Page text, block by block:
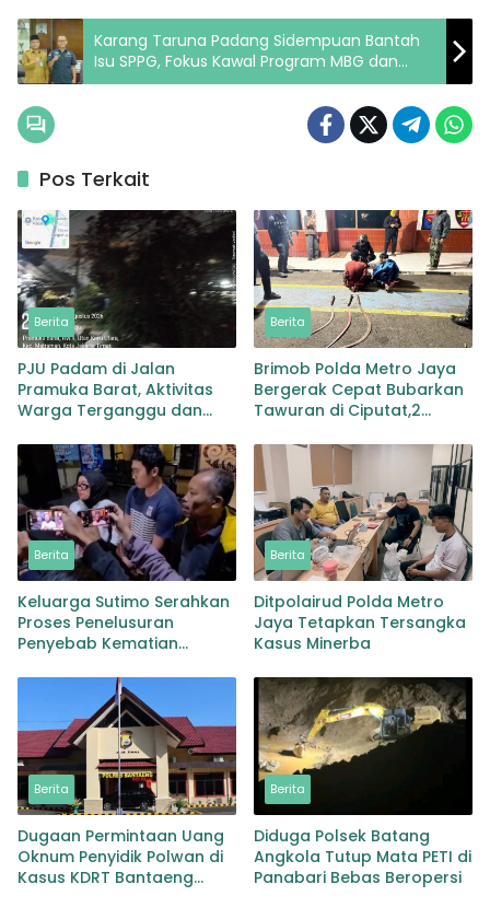
Karang Taruna Padang Sidempuan Bantah
Isu SPPG, Fokus Kawal Program MBG dan
Pemberdayaan Petani Lokal
Pos Terkait
Berita
PJU Padam di Jalan
Pramuka Barat, Aktivitas
Warga Terganggu dan
Kondisi Gelap
Berita
Brimob Polda Metro Jaya
Bergerak Cepat Bubarkan
Tawuran di Ciputat,2
Diamankan
Berita
Keluarga Sutimo Serahkan
Proses Penelusuran
Penyebab Kematian
Berita
Ditpolairud Polda Metro
Jaya Tetapkan Tersangka
Kasus Minerba
Berita
Dugaan Permintaan Uang
Oknum Penyidik Polwan di
Kasus KDRT Bantaeng
Berita
Diduga Polsek Batang
Angkola Tutup Mata PETI di
Panabari Bebas Beropersi